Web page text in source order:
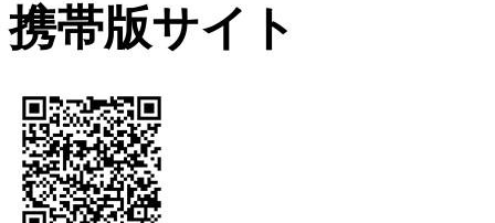
携帯版サイト